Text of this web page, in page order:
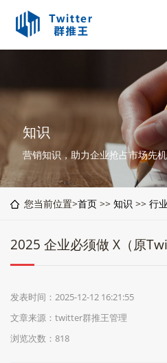
知识
营销知识，助力企业抢占市场先机
您当前位置>首页 >> 知识 >> 行
发表时间：2025-12-12 16:21:55
文章来源：twitter群推王管理
浏览次数：818